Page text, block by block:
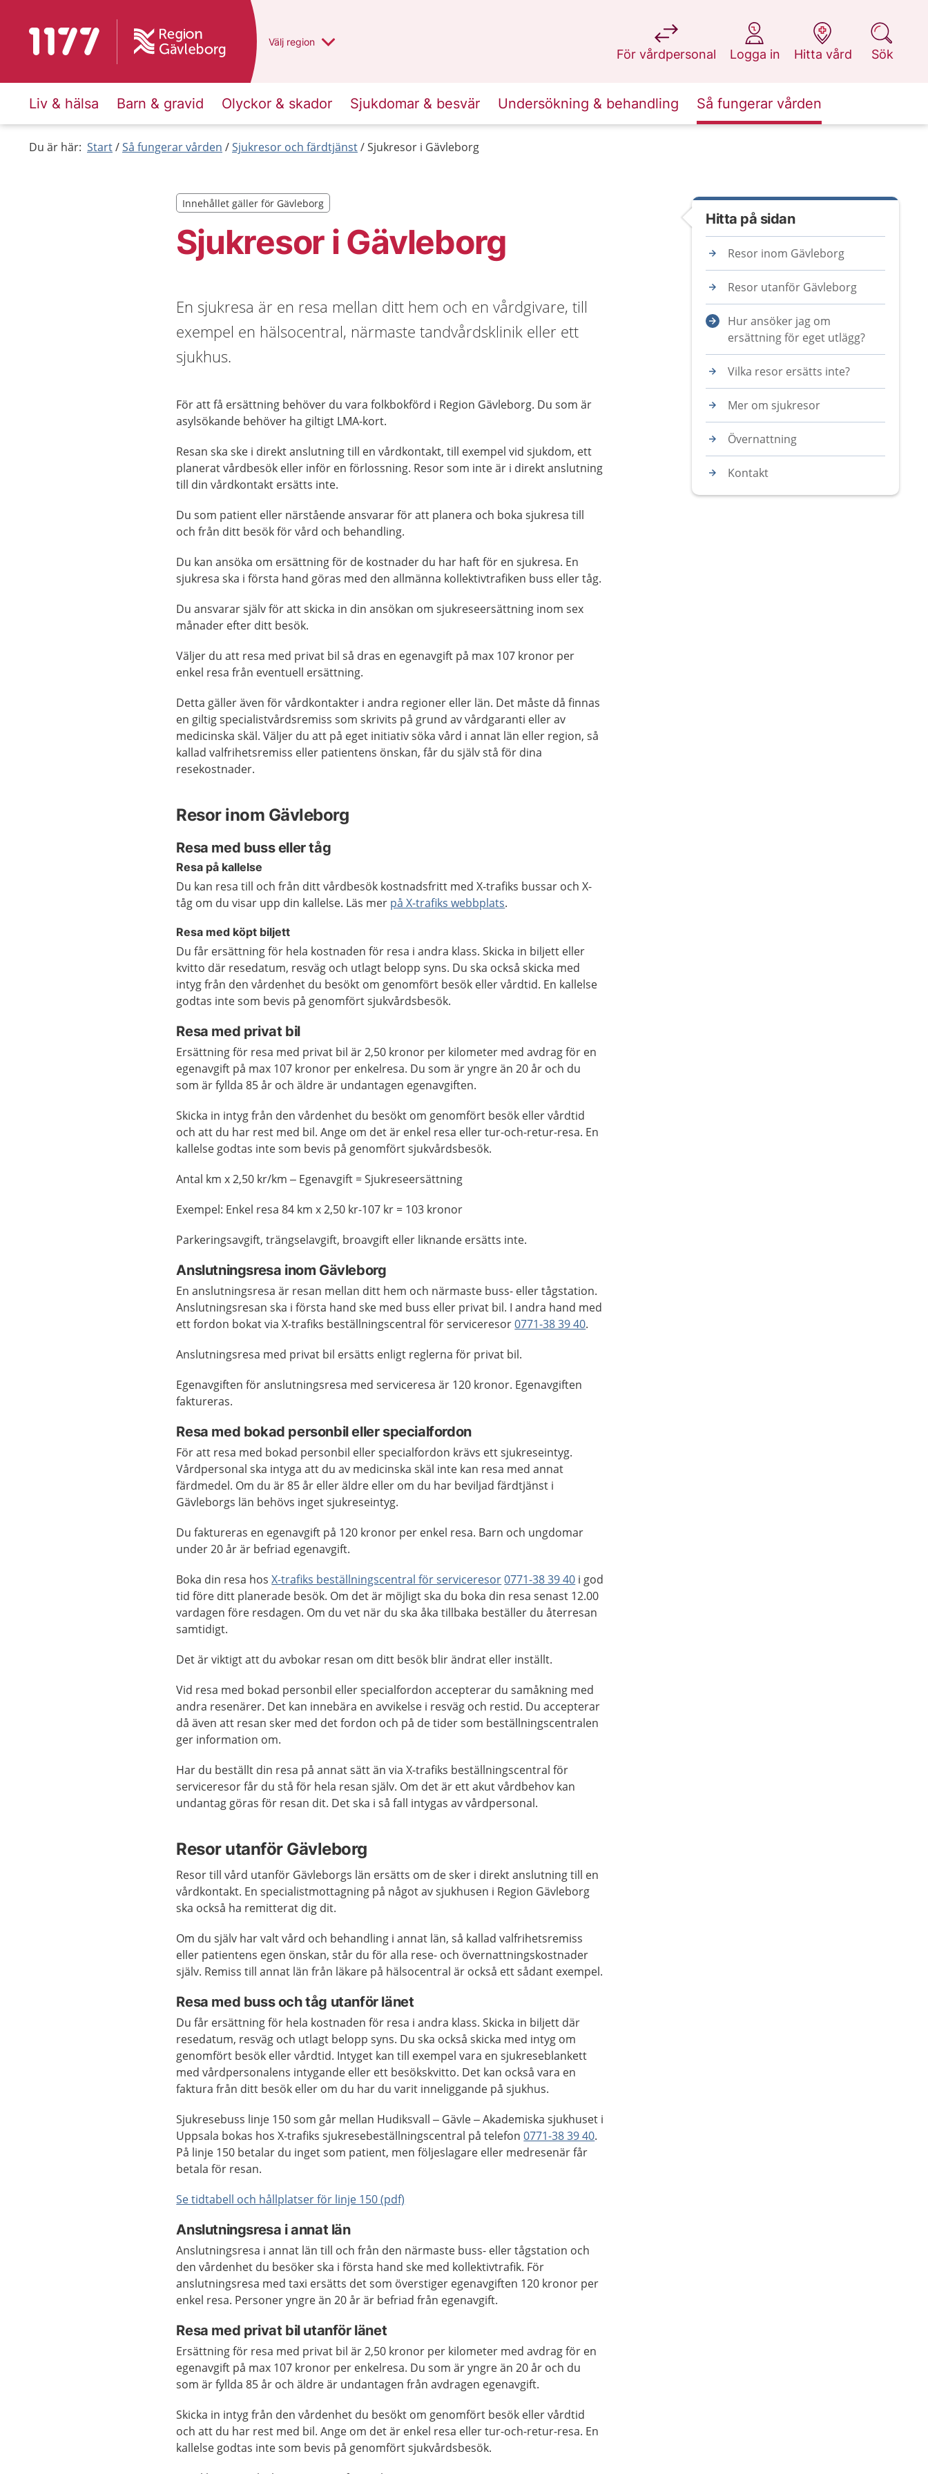
Till startsidan för 1177 Du har valt region
Välj en annan
region
För vårdpersonal
på 1177.se
Logga in
på 1177.se
Hitta vård
på 1177.se
Sök
på 1177.se
Liv & hälsa Barn & gravid Olyckor & skador Sjukdomar & besvär Undersökning & behandling Så fungerar vården
Du är här: Start Så fungerar vården Sjukresor och färdtjänst Sjukresor i Gävleborg
Sjukresor i Gävleborg
Innehållet gäller för Gävleborg
Innehållet gäller för Gävleborg
En sjukresa är en resa mellan ditt hem och en vårdgivare, till
exempel en hälsocentral, närmaste tandvårdsklinik eller ett
sjukhus.
För att få ersättning behöver du vara folkbokförd i Region Gävleborg. Du som är
asylsökande behöver ha giltigt LMA-kort.
Resan ska ske i direkt anslutning till en vårdkontakt, till exempel vid sjukdom, ett
planerat vårdbesök eller inför en förlossning. Resor som inte är i direkt anslutning
till din vårdkontakt ersätts inte.
Du som patient eller närstående ansvarar för att planera och boka sjukresa till
och från ditt besök för vård och behandling.
Du kan ansöka om ersättning för de kostnader du har haft för en sjukresa. En
sjukresa ska i första hand göras med den allmänna kollektivtrafiken buss eller tåg.
Du ansvarar själv för att skicka in din ansökan om sjukreseersättning inom sex
månader efter ditt besök.
Väljer du att resa med privat bil så dras en egenavgift på max 107 kronor per
enkel resa från eventuell ersättning.
Detta gäller även för vårdkontakter i andra regioner eller län. Det måste då finnas
en giltig specialistvårdsremiss som skrivits på grund av vårdgaranti eller av
medicinska skäl. Väljer du att på eget initiativ söka vård i annat län eller region, så
kallad valfrihetsremiss eller patientens önskan, får du själv stå för dina
resekostnader.
Resor inom Gävleborg
Resa med buss eller tåg
Resa på kallelse
Du kan resa till och från ditt vårdbesök kostnadsfritt med X-trafiks bussar och X-
tåg om du visar upp din kallelse. Läs mer på X-trafiks webbplats.
Resa med köpt biljett
Du får ersättning för hela kostnaden för resa i andra klass. Skicka in biljett eller
kvitto där resedatum, resväg och utlagt belopp syns. Du ska också skicka med
intyg från den vårdenhet du besökt om genomfört besök eller vårdtid. En kallelse
godtas inte som bevis på genomfört sjukvårdsbesök.
Resa med privat bil
Ersättning för resa med privat bil är 2,50 kronor per kilometer med avdrag för en
egenavgift på max 107 kronor per enkelresa. Du som är yngre än 20 år och du
som är fyllda 85 år och äldre är undantagen egenavgiften.
Skicka in intyg från den vårdenhet du besökt om genomfört besök eller vårdtid
och att du har rest med bil. Ange om det är enkel resa eller tur-och-retur-resa. En
kallelse godtas inte som bevis på genomfört sjukvårdsbesök.
Antal km x 2,50 kr/km – Egenavgift = Sjukreseersättning
Exempel: Enkel resa 84 km x 2,50 kr-107 kr = 103 kronor
Parkeringsavgift, trängselavgift, broavgift eller liknande ersätts inte.
Anslutningsresa inom Gävleborg
En anslutningsresa är resan mellan ditt hem och närmaste buss- eller tågstation.
Anslutningsresan ska i första hand ske med buss eller privat bil. I andra hand med
ett fordon bokat via X-trafiks beställningscentral för serviceresor0771-38 39 40.
Anslutningsresa med privat bil ersätts enligt reglerna för privat bil.
Egenavgiften för anslutningsresa med serviceresa är 120 kronor. Egenavgiften
faktureras.
Resa med bokad personbil eller specialfordon
För att resa med bokad personbil eller specialfordon krävs ett sjukreseintyg.
Vårdpersonal ska intyga att du av medicinska skäl inte kan resa med annat
färdmedel. Om du är 85 år eller äldre eller om du har beviljad färdtjänst i
Gävleborgs län behövs inget sjukreseintyg.
Du faktureras en egenavgift på 120 kronor per enkel resa. Barn och ungdomar
under 20 år är befriad egenavgift.
Boka din resa hosX-trafiks beställningscentral för serviceresor0771-38 39 40 i god
tid före ditt planerade besök. Om det är möjligt ska du boka din resa senast 12.00
vardagen före resdagen. Om du vet när du ska åka tillbaka beställer du återresan
samtidigt.
Det är viktigt att du avbokar resan om ditt besök blir ändrat eller inställt.
Vid resa med bokad personbil eller specialfordon accepterar du samåkning med
andra resenärer. Det kan innebära en avvikelse i resväg och restid. Du accepterar
då även att resan sker med det fordon och på de tider som beställningscentralen
ger information om.
Har du beställt din resa på annat sätt än via X-trafiks beställningscentral för
serviceresor får du stå för hela resan själv. Om det är ett akut vårdbehov kan
undantag göras för resan dit. Det ska i så fall intygas av vårdpersonal.
Resor utanför Gävleborg
Resor till vård utanför Gävleborgs län ersätts om de sker i direkt anslutning till en
vårdkontakt. En specialistmottagning på något av sjukhusen i Region Gävleborg
ska också ha remitterat dig dit.
Om du själv har valt vård och behandling i annat län, så kallad valfrihetsremiss
eller patientens egen önskan, står du för alla rese- och övernattningskostnader
själv. Remiss till annat län från läkare på hälsocentral är också ett sådant exempel.
Resa med buss och tåg utanför länet
Du får ersättning för hela kostnaden för resa i andra klass. Skicka in biljett där
resedatum, resväg och utlagt belopp syns. Du ska också skicka med intyg om
genomfört besök eller vårdtid. Intyget kan till exempel vara en sjukreseblankett
med vårdpersonalens intygande eller ett besökskvitto. Det kan också vara en
faktura från ditt besök eller om du har du varit inneliggande på sjukhus.
Sjukresebuss linje 150 som går mellan Hudiksvall – Gävle – Akademiska sjukhuset i
Uppsala bokas hos X-trafiks sjukresebeställningscentral på telefon0771-38 39 40.
På linje 150 betalar du inget som patient, men följeslagare eller medresenär får
betala för resan.
Se tidtabell och hållplatser för linje 150 (pdf)
Anslutningsresa i annat län
Anslutningsresa i annat län till och från den närmaste buss- eller tågstation och
den vårdenhet du besöker ska i första hand ske med kollektivtrafik. För
anslutningsresa med taxi ersätts det som överstiger egenavgiften 120 kronor per
enkel resa. Personer yngre än 20 år är befriad från egenavgift.
Resa med privat bil utanför länet
Ersättning för resa med privat bil är 2,50 kronor per kilometer med avdrag för en
egenavgift på max 107 kronor per enkelresa. Du som är yngre än 20 år och du
som är fyllda 85 år och äldre är undantagen från avdragen egenavgift.
Skicka in intyg från den vårdenhet du besökt om genomfört besök eller vårdtid
och att du har rest med bil. Ange om det är enkel resa eller tur-och-retur-resa. En
kallelse godtas inte som bevis på genomfört sjukvårdsbesök.
Hitta på sidan
Resor inom Gävleborg
Resor utanför Gävleborg
Hur ansöker jag om
ersättning för eget utlägg?
Vilka resor ersätts inte?
Mer om sjukresor
Övernattning
Kontakt